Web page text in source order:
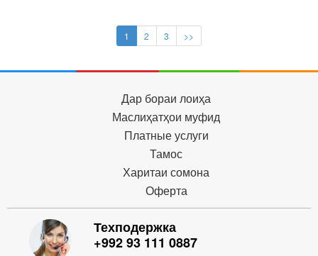
1 2 3 >>
Дар бораи лоиҳа
Маслиҳатҳои муфид
Платные услуги
Тамос
Харитаи сомона
Оферта
Техподержка
+992 93 111 0887